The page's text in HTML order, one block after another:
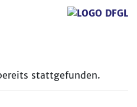
stattgefunden.